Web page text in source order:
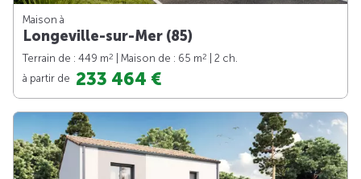
Maison à
Longeville-sur-Mer (85)
Terrain de : 449 m2 | Maison de : 65 m2
| 2 ch.
à partir de 233 464 €